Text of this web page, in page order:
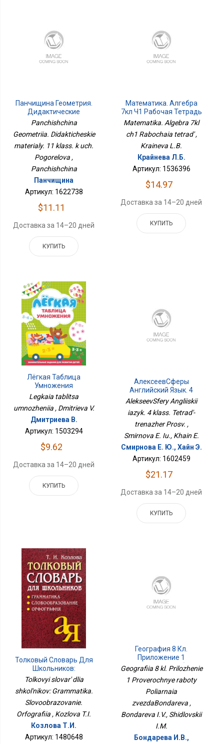
Панчищина Геометрия.
Дидактические
Материалы. 11 Класс. К
Panchishchina
Geometriia. Didakticheskie
materialy. 11 klass. k uch.
Pogorelova ,
Panchishchina
Панчищина
Артикул: 1622738
$11.11
Доставка за 14–20 дней
КУПИТЬ
Математика. Алгебра
7кл Ч1 Рабочая Тетрадь
Matematika. Algebra 7kl
ch1 Rabochaia tetrad' ,
Kraineva L.B.
Крайнева Л.Б.
Артикул: 1536396
$14.97
Доставка за 14–20 дней
КУПИТЬ
Лёгкая Таблица
Умножения
Legkaia tablitsa
umnozheniia , Dmitrieva V.
Дмитриева В.
Артикул: 1503294
$9.62
Доставка за 14–20 дней
КУПИТЬ
АлексеевСферы
Английский Язык. 4
Класс. Тетрадь-
Тренажёр Просв.
AlekseevSfery Angliiskii
iazyk. 4 klass. Tetrad'-
trenazher Prosv. ,
Smirnova E. Iu., Khain E.
Смирнова Е. Ю., Хайн Э.
Артикул: 1602459
$21.17
Доставка за 14–20 дней
КУПИТЬ
Толковый Словарь Для
Школьников:
Грамматика.
Словообразование.
Орфография
Tolkovyi slovar' dlia
shkol'nikov: Grammatika.
Slovoobrazovanie.
Orfografiia , Kozlova T.I.
Козлова Т.И.
Артикул: 1480648
География 8 Кл.
Приложение 1
Проверочные Работы
ЗвездаБондарева
Geografiia 8 kl. Prilozhenie
1 Proverochnye raboty
Poliarnaia
zvezdaBondareva ,
Bondareva I.V., Shidlovskii
I.M.
Бондарева И.В.,